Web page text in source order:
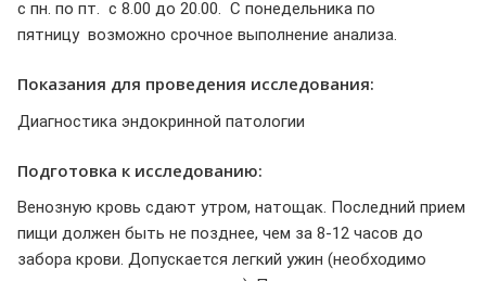
с пн. по пт. с 8.00 до 20.00. С понедельника по
пятницу возможно срочное выполнение анализа.
Показания для проведения исследования:
Диагностика эндокринной патологии
Подготовка к исследованию:
Венозную кровь сдают утром, натощак. Последний прием
пищи должен быть не позднее, чем за 8-12 часов до
забора крови. Допускается легкий ужин (необходимо